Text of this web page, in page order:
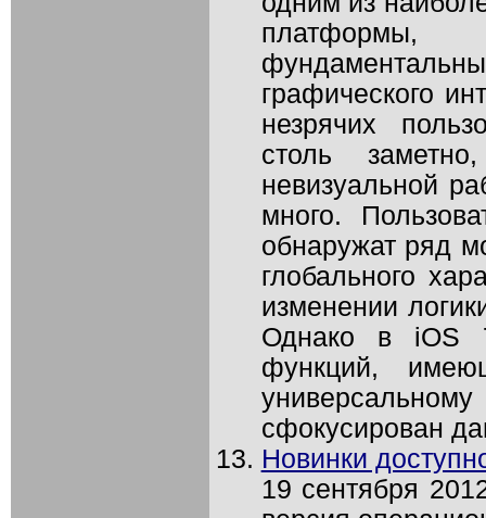
графического
незрячих
столь
невизуальной
много.
обнаружат ряд
глобального
изменении
Однако в iOS
функций,
сфокусирован
Новинки
19 сентября